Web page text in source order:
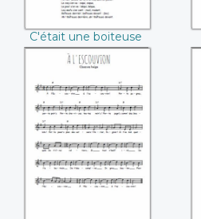
C'était une boiteuse
A l'escouvion